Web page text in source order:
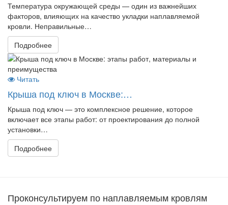
Температура окружающей среды — один из важнейших
факторов, влияющих на качество укладки наплавляемой
кровли. Неправильные…
Подробнее
Читать
Крыша под ключ в Москве:…
Крыша под ключ — это комплексное решение, которое
включает все этапы работ: от проектирования до полной
установки…
Подробнее
Проконсультируем по наплавляемым кровлям